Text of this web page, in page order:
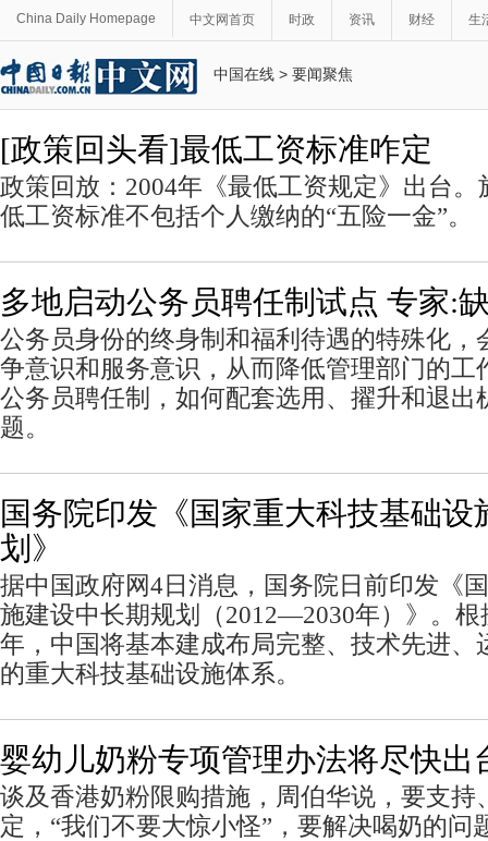
China Daily Homepage 中文网首页 时政 资讯 财经 生
中国在线 > 要闻聚焦
[政策回头看]最低工资标准咋定
政策回放：2004年《最低工资规定》出台
低工资标准不包括个人缴纳的“五险一金”。
多地启动公务员聘任制试点 专家:
公务员身份的终身制和福利待遇的特殊化，
争意识和服务意识，从而降低管理部门
公务员聘任制，如何配套选用、擢升和退出
题。
国务院印发《国家重大科技基础设
划》
据中国政府网4日消息，国务院日前印发《
施建设中长期规划（2012—2030年）》。根
年，中国将基本建成布局完整、技术先进、
的重大科技基础设施体系。
婴幼儿奶粉专项管理办法将尽快出
谈及香港奶粉限购措施，周伯华说，要支持
定，“我们不要大惊小怪”，要解决喝奶的问